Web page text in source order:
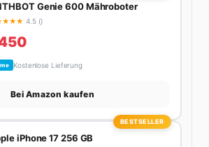
Genie 600 Mähroboter
★★★ 4.5 ()
Kostenlose Lieferung
Bei Amazon kaufen
BESTSELLER
iPhone 17 256 GB